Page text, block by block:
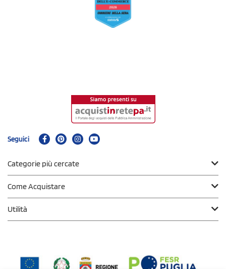
Seguici
Categorie più cercate
Come Acquistare
Utilità